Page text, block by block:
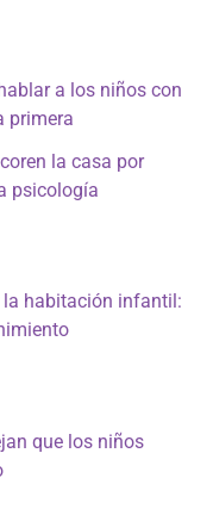
a los niños con
primera
la casa por
psicología
la habitación infantil:
que los niños